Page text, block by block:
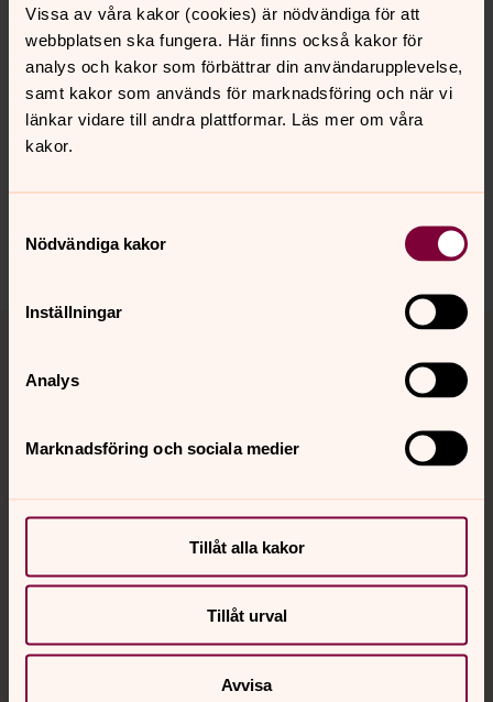
Vissa av våra kakor (cookies) är nödvändiga för att
webbplatsen ska fungera. Här finns också kakor för
analys och kakor som förbättrar din användarupplevelse,
samt kakor som används för marknadsföring och när vi
länkar vidare till andra plattformar. Läs mer om våra
kakor.
Nödvändiga kakor
Inställningar
Analys
Marknadsföring och sociala medier
Tillåt alla kakor
Tillåt urval
Avvisa
behövande som ett fokus, men också de glädjestunder i
form av olika evenemang och tillställningar.
Synpunkter eller frågor på sidans
Dela
Tillbaka till toppen
Tillbaka till innehållet
Kalender
Hitta snabbt